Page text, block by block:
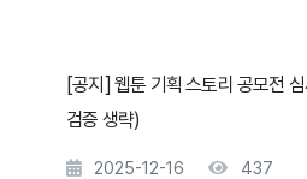
[공지] 웹툰 기획 스토리 공모전
검증 생략)
2025-12-16 437